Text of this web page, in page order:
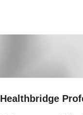
Healthbridge